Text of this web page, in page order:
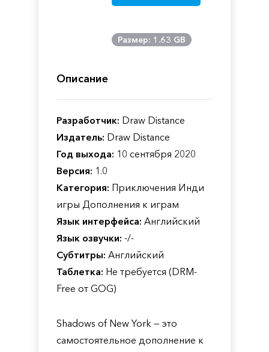
Размер: 1.63 GB
Описание
Разработчик: Draw Distance
Издатель: Draw Distance
Год выхода: 10 сентября 2020
Версия: 1.0
Категория: Приключения Инди
игры Дополнения к играм
Язык интерфейса: Английский
Язык озвучки: -/-
Субтитры: Английский
Таблетка: Не требуется (DRM-
Free от GOG)
Shadows of New York — это
самостоятельное дополнение к